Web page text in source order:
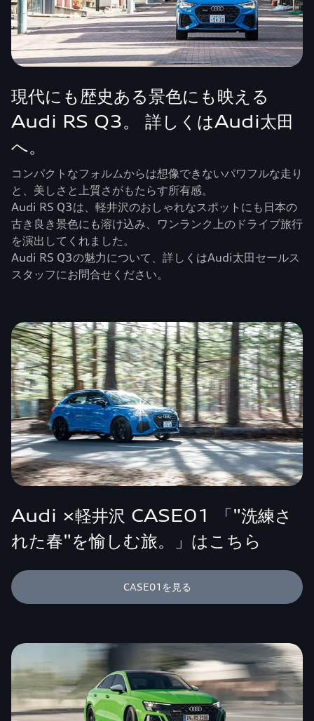
現代にも歴史ある景色にも映える
Audi RS Q3。 詳しくはAudi太田
へ。
コンパクトなフォルムからは想像できないパワフルな走り
と、美しさと上質さがもたらす所有感。
Audi RS Q3は、軽井沢のおしゃれなスポットにも日本の
古き良き景色にも溶け込み、ワンランク上のドライブ旅行
を演出してくれました。
Audi RS Q3の魅力について、詳しくはAudi太田セールス
スタッフにお問合せください。
Audi ×軽井沢 CASE01 「"洗練さ
れた春"を愉しむ旅。」はこちら
CASE01を見る